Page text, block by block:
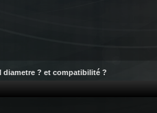
diametre ? et compatibilité ?